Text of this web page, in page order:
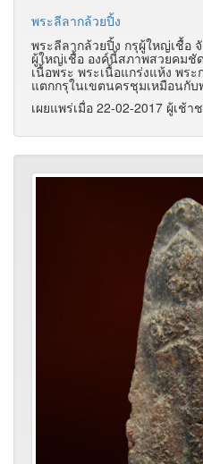
พระลีลากล้วยปิ้ง
พระลีลากล้วยปิ้ง กรุผู้ใหญ่เชื้อ
ผู้ใหญ่เชื้อ องค์นี้สภาพสวยคมชั
เนื้อพระ พระเนื้อแกร่งแห้ง พร
แตกกรุในเขตนครชุมเหมือนกับ
เผยแพร่เมื่อ 22-02-2017 ผู้เช้า